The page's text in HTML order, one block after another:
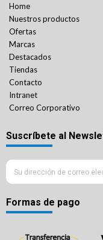
Home
Nuestros productos
Ofertas
Marcas
Destacados
Tiendas
Contacto
Intranet
Correo Corporativo
Suscríbete al
Formas de pago